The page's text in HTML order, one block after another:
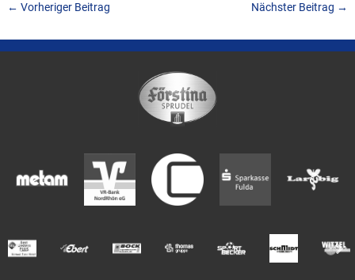
← Vorheriger Beitrag Nächster Beitrag →